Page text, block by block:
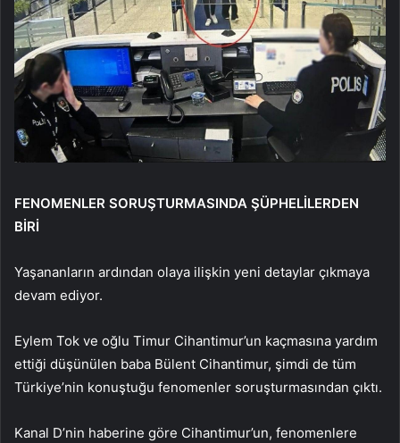
FENOMENLER SORUŞTURMASINDA ŞÜPHELİLERDEN
BİRİ
Yaşananların ardından olaya ilişkin yeni detaylar çıkmaya
devam ediyor.
Eylem Tok ve oğlu Timur Cihantimur’un kaçmasına yardım
ettiği düşünülen baba Bülent Cihantimur, şimdi de tüm
Türkiye’nin konuştuğu fenomenler soruşturmasından çıktı.
Kanal D’nin haberine göre Cihantimur’un, fenomenlere